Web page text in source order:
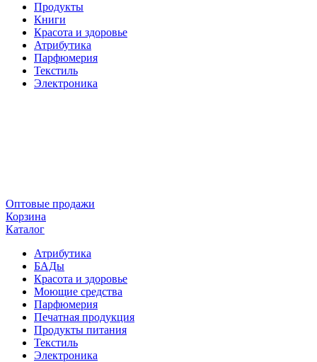
Продукты
Книги
Красота и здоровье
Атрибутика
Парфюмерия
Текстиль
Электроника
Оптовые продажи
Корзина
Каталог
Атрибутика
БАДы
Красота и здоровье
Моющие средства
Парфюмерия
Печатная продукция
Продукты питания
Текстиль
Электроника